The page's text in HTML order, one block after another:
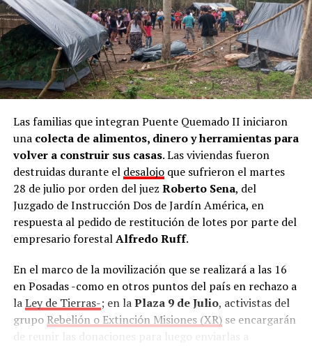
Las familias que integran Puente Quemado II iniciaron
unacolecta de alimentos, dinero y herramientas para
volver a construir sus casas. Las viviendas fueron
destruidas durante el desalojoque sufrieron el martes
28 de julio por orden del juez Roberto Sena, del
Juzgado de Instrucción Dos de Jardín América, en
respuesta al pedido de restitución de lotes por parte del
empresario forestalAlfredo Ruff.
En el marco de la movilización que se realizará a las 16
en Posadas -como en otros puntos del país en rechazo a
laLey de Tierras-; en laPlaza 9 de Julio, activistas del
grupo Rebelión o Extinción Misiones (XR)se encargarán
de reunir las donaciones para luego enviarlas a